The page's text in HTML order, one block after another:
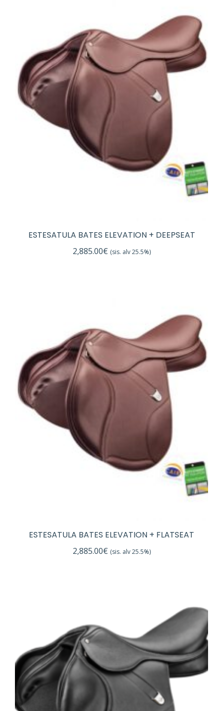
ESTESATULA BATES ELEVATION + DEEPSEAT
2,885.00€ (sis. alv 25.5%)
ESTESATULA BATES ELEVATION + FLATSEAT
2,885.00€ (sis. alv 25.5%)